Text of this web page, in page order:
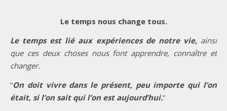
Le temps nous change tous.
Le temps est lié aux expériences de notre vie, ainsi
que ces deux choses nous font apprendre, connaître et
changer.
“On doit vivre dans le présent, peu importe qui l’on
était, si l’on sait qui l’on est aujourd’hui.”